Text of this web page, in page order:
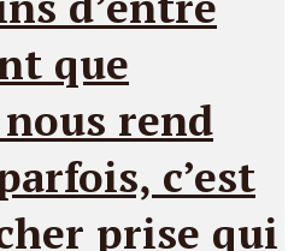
que
nous rend
c’est
prise qui